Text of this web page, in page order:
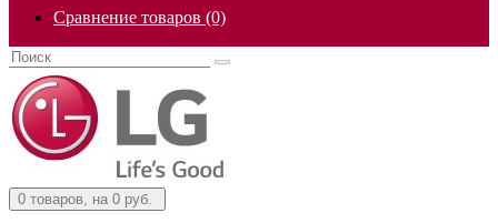
Сравнение товаров (0)
0 товаров, на 0 руб.